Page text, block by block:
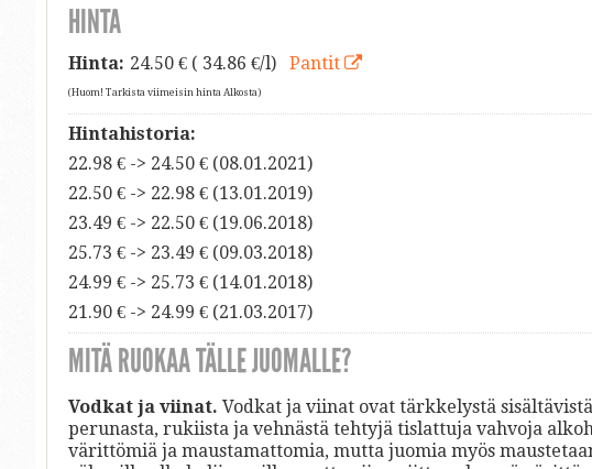
HINTA
Hinta: 24.50€ ( 34.86 €/l) Pantit
(Huom! Tarkista viimeisin hinta Alkosta)
Hintahistoria:
22.98 € -> 24.50 € (08.01.2021)
22.50 € -> 22.98 € (13.01.2019)
23.49 € -> 22.50 € (19.06.2018)
25.73 € -> 23.49 € (09.03.2018)
24.99 € -> 25.73 € (14.01.2018)
21.90 € -> 24.99 € (21.03.2017)
MITÄ RUOKAA TÄLLE JUOMALLE?
Vodkat ja viinat. Vodkat ja viinat ovat tärkkelystä
perunasta, rukiista ja vehnästä tehtyjä tislattuja vahvoja
värittömiä ja maustamattomia, mutta juomia myös